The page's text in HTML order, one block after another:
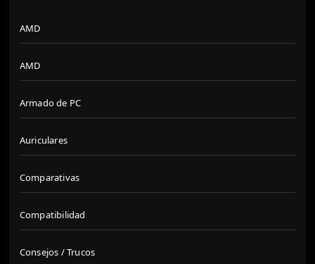
AMD
AMD
Armado de PC
Auriculares
Comparativas
Compatibilidad
Consejos / Trucos